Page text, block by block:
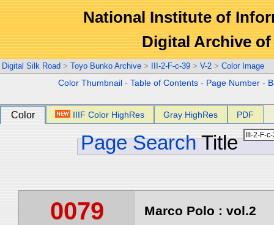
National Institute of
Digital Archive
Digital Silk Road > Toyo Bunko Archive > III-2-F-c-39 > V-2 > Color Image
Color Thumbnail -Table of Contents - Page Number -
Color IIIF Color HighRes Gray HighRes PDF
Page Search Title
0079 Marco Polo : vol.2